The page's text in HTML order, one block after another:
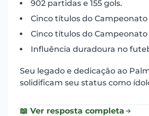
902 partidas e 155 gols.
Cinco títulos do Campeonato
Cinco títulos do Campeonato
Influência duradoura no
Seu legado e dedicação ao
solidificam seu status como
📖 Ver resposta completa